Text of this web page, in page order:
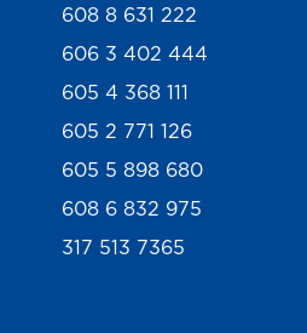
608 8 631 222
606 3 402 444
605 4 368 111
605 2 771 126
605 5 898 680
608 6 832 975
317 513 7365